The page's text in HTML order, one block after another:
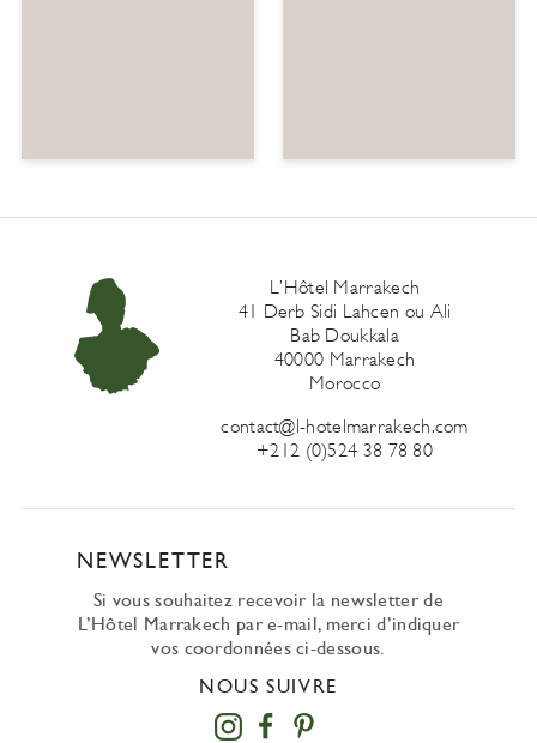
L’Hôtel Marrakech
41 Derb Sidi Lahcen ou Ali
Bab Doukkala
40000 Marrakech
Morocco
contact@l-hotelmarrakech.com
+212 (0)524 38 78 80
NEWSLETTER
Si vous souhaitez recevoir la newsletter de
L’Hôtel Marrakech par e-mail, merci d’indiquer
vos coordonnées ci-dessous.
NOUS SUIVRE